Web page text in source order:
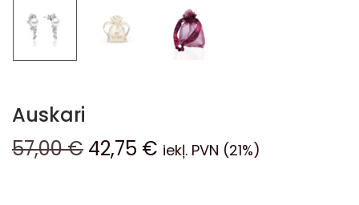
Auskari
57,00€ 42,75 € iekļ. PVN (21%)